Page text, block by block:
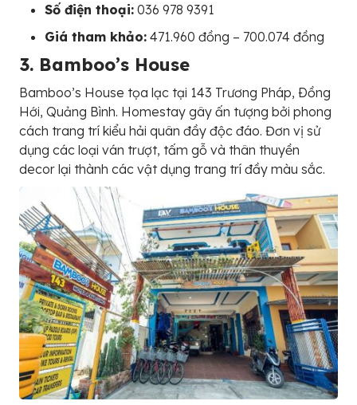
Số điện thoại: 036 978 9391
Giá tham khảo: 471.960 đồng – 700.074 đồng
3. Bamboo’s House
Bamboo’s House tọa lạc tại 143 Trương Pháp, Ðồng
Hới, Quảng Bình. Homestay gây ấn tượng bởi phong
cách trang trí kiểu hải quân đầy độc đáo. Đơn vị sử
dụng các loại ván trượt, tấm gỗ và thân thuyền
decor lại thành các vật dụng trang trí đầy màu sắc.